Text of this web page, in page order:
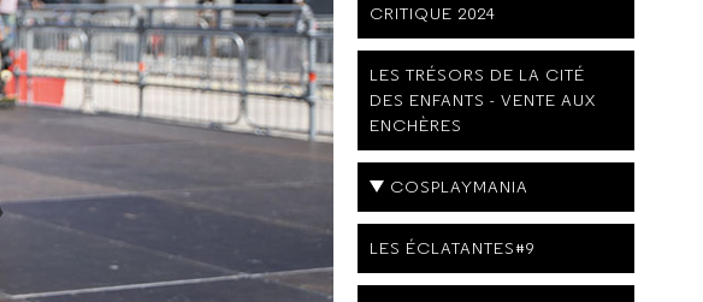
CRITIQUE 2024
LES TRÉSORS DE LA CITÉ
DES ENFANTS - VENTE AUX
ENCHÈRES
COSPLAYMANIA
LES ÉCLATANTES#9